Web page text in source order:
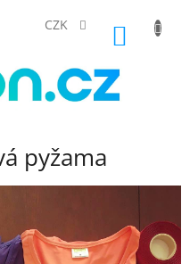
CZK
pyžama